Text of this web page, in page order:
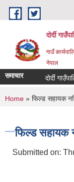
Skip to main content
दोर्दी
गाउँ
नेपाल
समाचार दोर्दी
You are
Home » फिल्ड सहायक
फिल्ड सहायक
Submitted on: